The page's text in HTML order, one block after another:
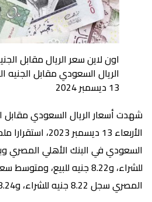
اون لاين سعر الريال مقابل
الريال السعودي مقابل الجنيه
13 ديسمبر 2024
شهدت أسعار الريال السعودي مقابل
الأربعاء 13
للشراء، و8.22 جنيه للبيع،
المصري سجل 8.22 جنيه للشراء، و8.24 جنيه للبيع.